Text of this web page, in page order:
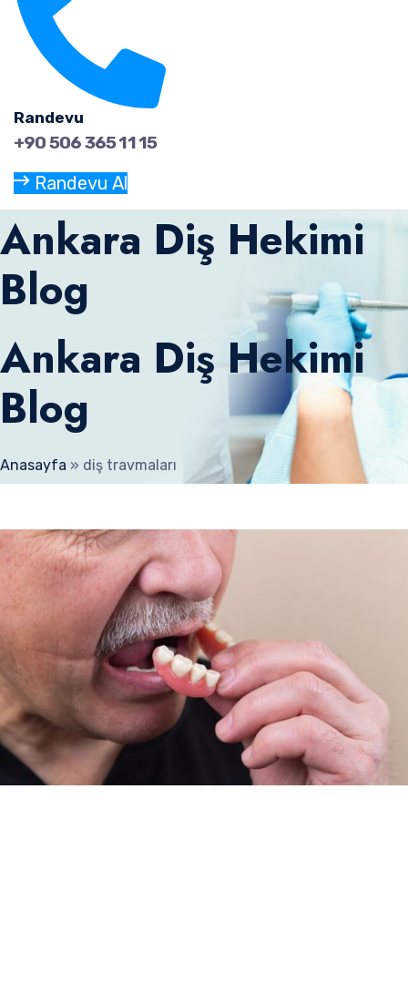
Randevu
+90 506 365 11 15
Randevu Al
Ankara Diş Hekimi
Blog
Ankara Diş Hekimi
Blog
Anasayfa » diş travmaları